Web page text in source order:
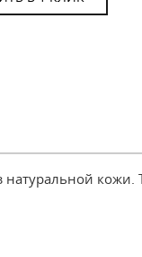
натуральной